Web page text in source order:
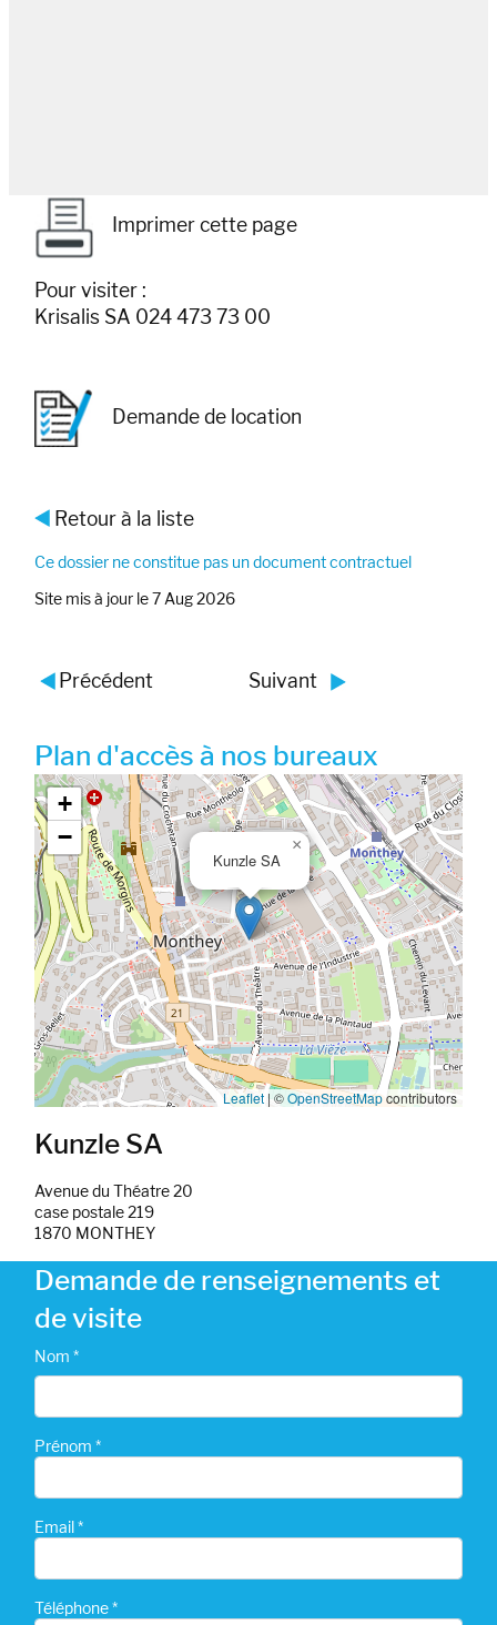
Imprimer cette page
Pour visiter :
Krisalis SA 024 473 73 00
Demande de location
Retour à la liste
Ce dossier ne constitue pas un document contractuel
Site mis à jour le 7 Aug 2026
Précédent Suivant
Plan d'accès à nos bureaux
Google map_canvas_agence
Kunzle SA
×
+
−
Leaflet|©OpenStreetMapcontributors
Kunzle SA
Avenue du Théatre 20
case postale 219
1870 MONTHEY
Demande de renseignements et
de visite
Nom *
Prénom *
Email *
Téléphone *